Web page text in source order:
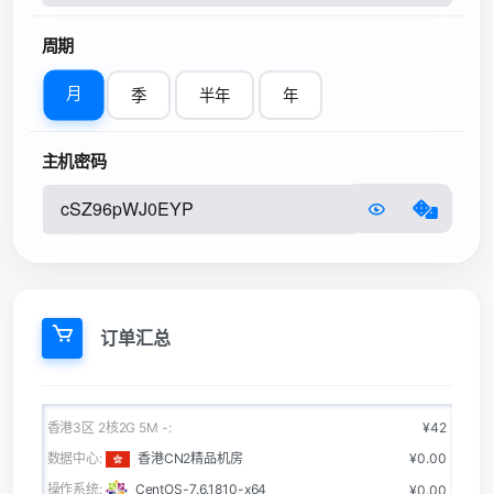
周期
月 季 半年 年
主机密码
订单汇总
香港3区 2核2G 5M -:
¥42
数据中心:
香港CN2精品机房
¥0.00
操作系统:
CentOS-7.6.1810-x64 ¥0.00